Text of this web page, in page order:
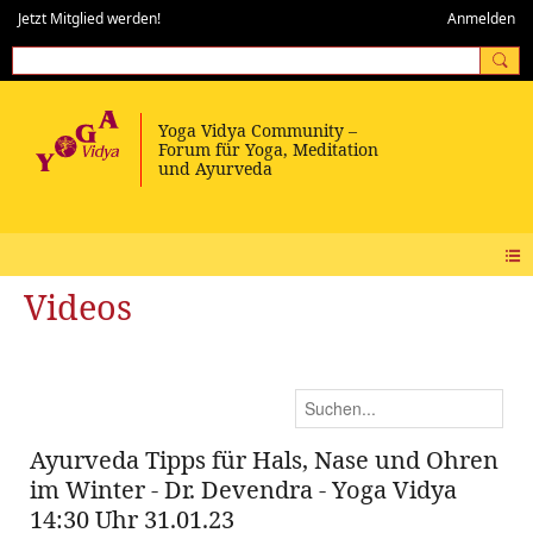
Jetzt Mitglied werden! Anmelden
Videos
Ayurveda Tipps für Hals, Nase und Ohren
im Winter - Dr. Devendra - Yoga Vidya
14:30 Uhr 31.01.23